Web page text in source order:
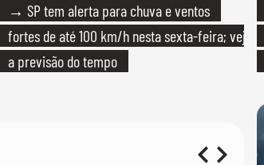
→ SP tem alerta para chuva e ventos
fortes de até 100 km/h nesta sexta-feira; veja
a previsão do tempo